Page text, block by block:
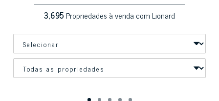
3,695Propriedades à venda com Lionard